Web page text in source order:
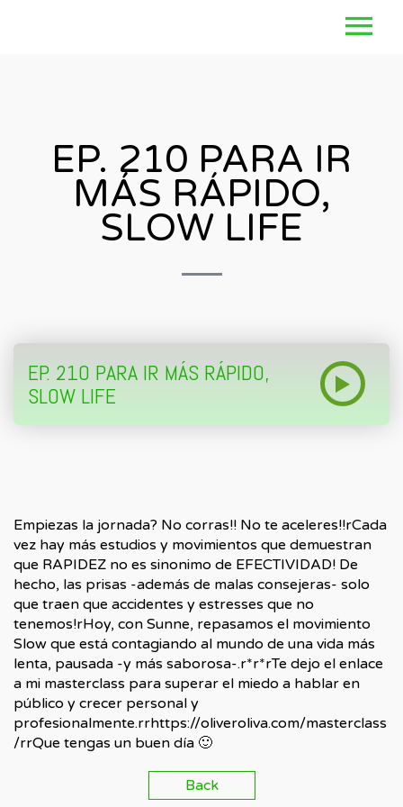
EP. 210 PARA IR
MÁS RÁPIDO,
SLOW LIFE
EP. 210 PARA IR MÁS RÁPIDO,
SLOW LIFE
Empiezas la jornada? No corras!! No te aceleres!!rCada
vez hay más estudios y movimientos que demuestran
que RAPIDEZ no es sinonimo de EFECTIVIDAD! De
hecho, las prisas -además de malas consejeras- solo
que traen que accidentes y estresses que no
tenemos!rHoy, con Sunne, repasamos el movimiento
Slow que está contagiando al mundo de una vida más
lenta, pausada -y más saborosa-.r*r*rTe dejo el enlace
a mi masterclass para superar el miedo a hablar en
público y crecer personal y
profesionalmente.rrhttps://oliveroliva.com/masterclass
/rrQue tengas un buen día 🙂
Back